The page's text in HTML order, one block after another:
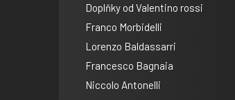
Doplňky od Valentino rossi
Franco Morbidelli
Lorenzo Baldassarri
Francesco Bagnaia
Niccolo Antonelli